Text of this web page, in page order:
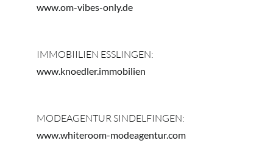
www.om-vibes-only.de
IMMOBIILIEN ESSLINGEN:
www.knoedler.immobilien
MODEAGENTUR SINDELFINGEN:
www.whiteroom-modeagentur.com